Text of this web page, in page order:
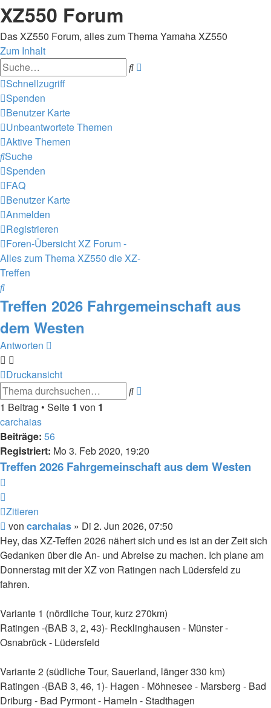
XZ550 Forum
Das XZ550 Forum, alles zum Thema Yamaha XZ550
Zum Inhalt
Suche
Schnellzugriff
Spenden
Benutzer Karte
Unbeantwortete Themen
Aktive Themen
Suche
Spenden
FAQ
Benutzer Karte
Anmelden
Registrieren
Foren-ÜbersichtXZ Forum -
Alles zum Thema XZ550 die XZ-
Treffen
Suche
Treffen 2026 Fahrgemeinschaft aus
dem Westen
Antworten
Druckansicht
Suche
1 Beitrag • Seite 1 von 1
carchaias
Beiträge: 56
Registriert: Mo 3. Feb 2020, 19:20
Treffen 2026 Fahrgemeinschaft aus dem Westen
Zitieren
Beitrag
von carchaias » Di 2. Jun 2026, 07:50
Hey, das XZ-Teffen 2026 nähert sich und es ist an der Zeit sich
Gedanken über die An- und Abreise zu machen. Ich plane am
Donnerstag mit der XZ von Ratingen nach Lüdersfeld zu
fahren.
Variante 1 (nördliche Tour, kurz 270km)
Ratingen -(BAB 3, 2, 43)- Recklinghausen - Münster -
Osnabrück - Lüdersfeld
Variante 2 (südliche Tour, Sauerland, länger 330 km)
Ratingen -(BAB 3, 46, 1)- Hagen - Möhnesee - Marsberg - Bad
Driburg - Bad Pyrmont - Hameln - Stadthagen